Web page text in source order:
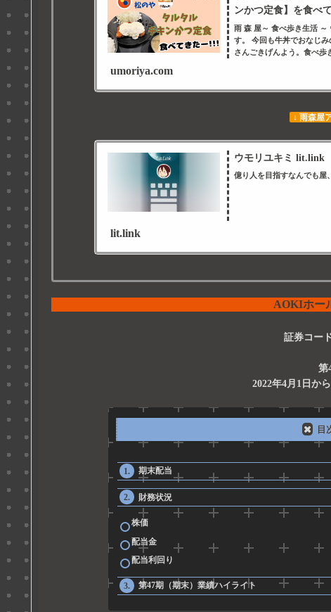
ンかつ定食】を食べ
雨 森 屋～ 食べ歩き生活 ～
す。 今回も牛丼でおなじ
さんごきげんよう。食べ歩
umoriya.com
↓ 雨森屋
ウモリユキミ lit.link
億り人を目指すなんでも屋
lit.link
AOKIホー
証券コー
第
2022年4月1日か
目
期末配当
財務状況
株価
配当金
配当利回り
第47期（期末）業績ハイライト